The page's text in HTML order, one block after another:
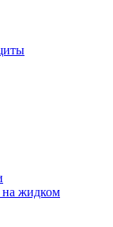
на жидком